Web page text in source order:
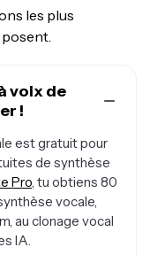
les plus
voix de
!
est gratuit pour
de synthèse
Pro, tu obtiens 80
vocale,
au clonage vocal
IA.